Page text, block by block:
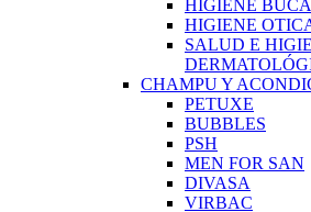
HIGIENE
HIGIENE
SALUD E
CHAMPU Y
PETUXE
BUBBLES
PSH
MEN FOR SAN
DIVASA
VIRBAC